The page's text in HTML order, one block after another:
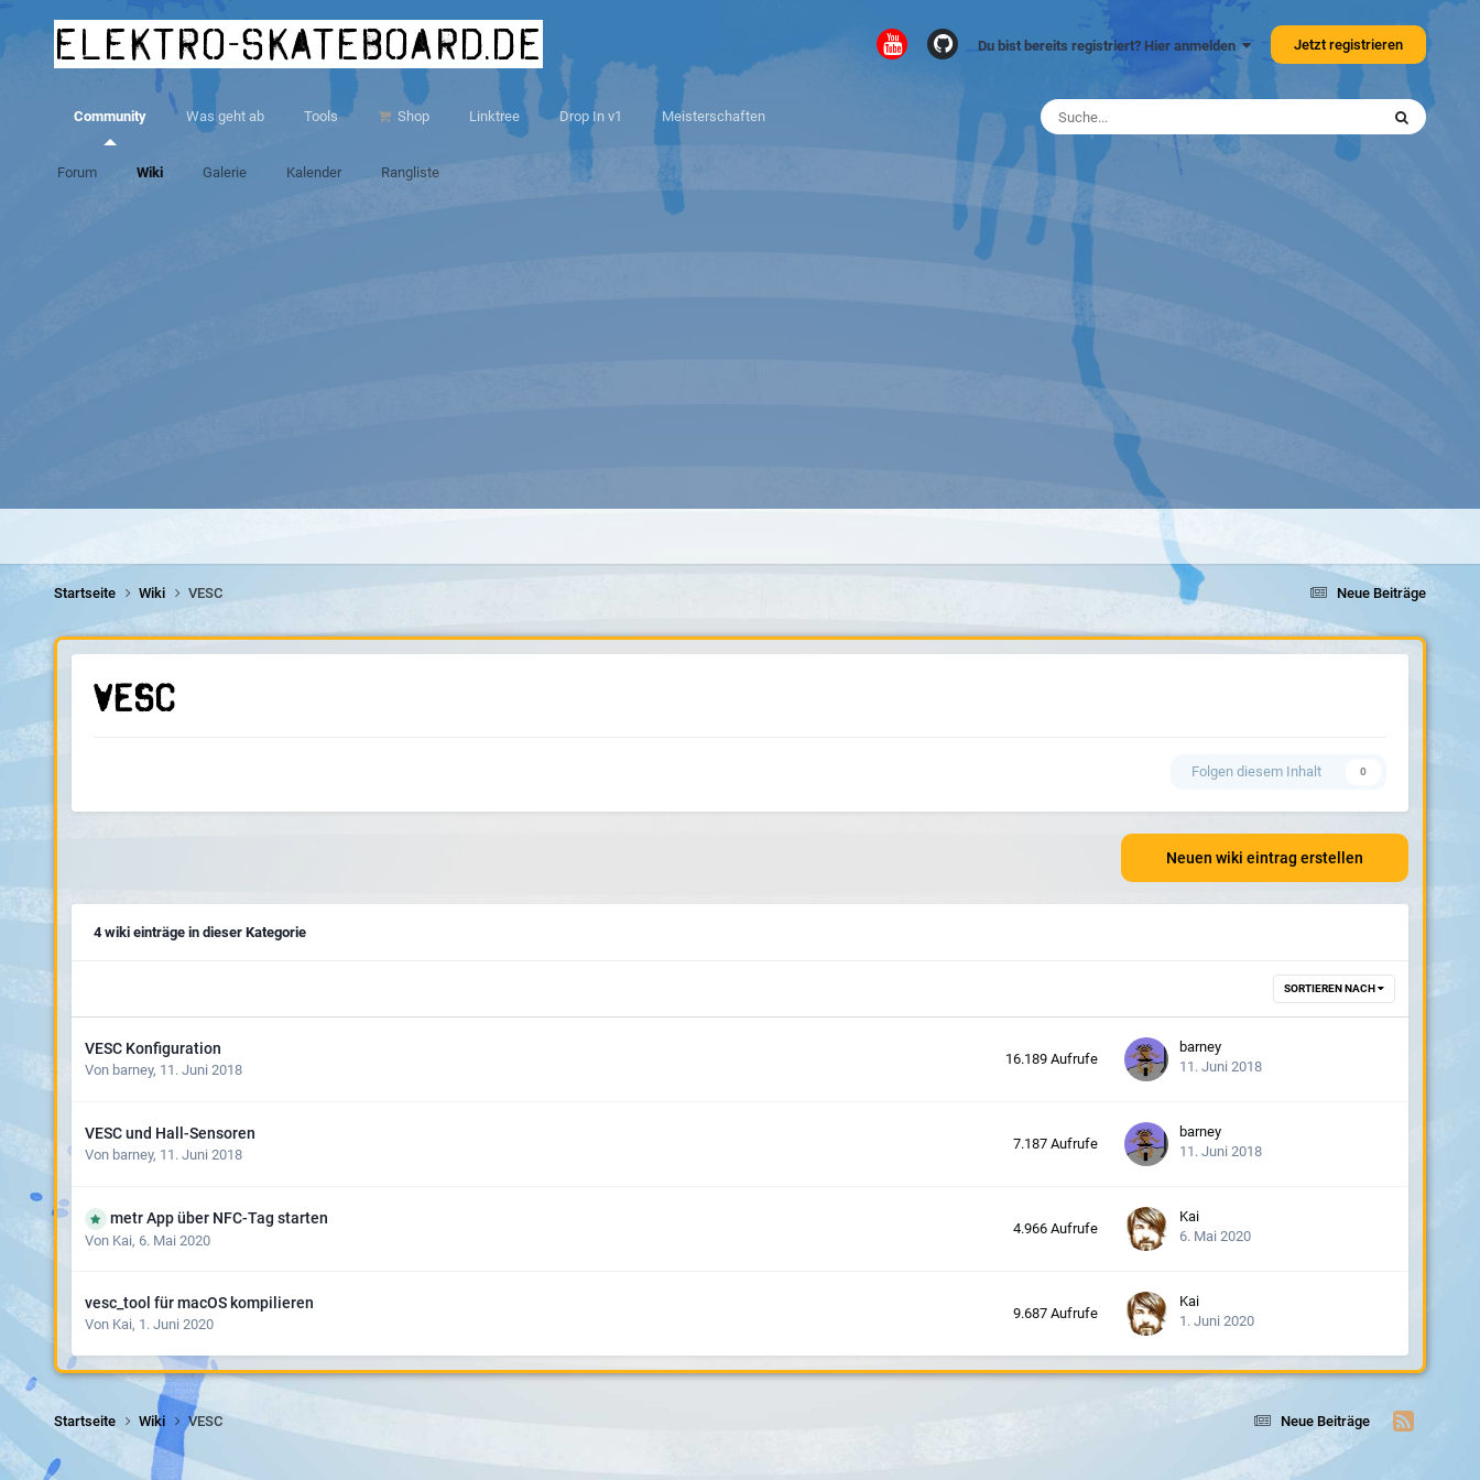
elektro-skateboard.de Du bist bereits registriert? Hier anmelden Jetzt registrieren
Community
Forum Wiki Galerie Kalender Rangliste
Was geht ab Tools Shop Linktree Drop In v1 Meisterschaften
Neue Beiträge
Startseite Wiki VESC
VESC
Folgen diesem Inhalt 0
Neuen wiki eintrag erstellen
4 wiki einträge in dieser Kategorie
SORTIEREN NACH
VESC Konfiguration
Von barney, 11. Juni 2018
16.189 Aufrufe
barney
11. Juni 2018
VESC und Hall-Sensoren
Von barney, 11. Juni 2018
7.187 Aufrufe
barney
11. Juni 2018
metr App über NFC-Tag starten
Von Kai, 6. Mai 2020
4.966 Aufrufe
Kai
6. Mai 2020
vesc_tool für macOS kompilieren
Von Kai, 1. Juni 2020
9.687 Aufrufe
Kai
1. Juni 2020
Neue Beiträge
Startseite Wiki VESC